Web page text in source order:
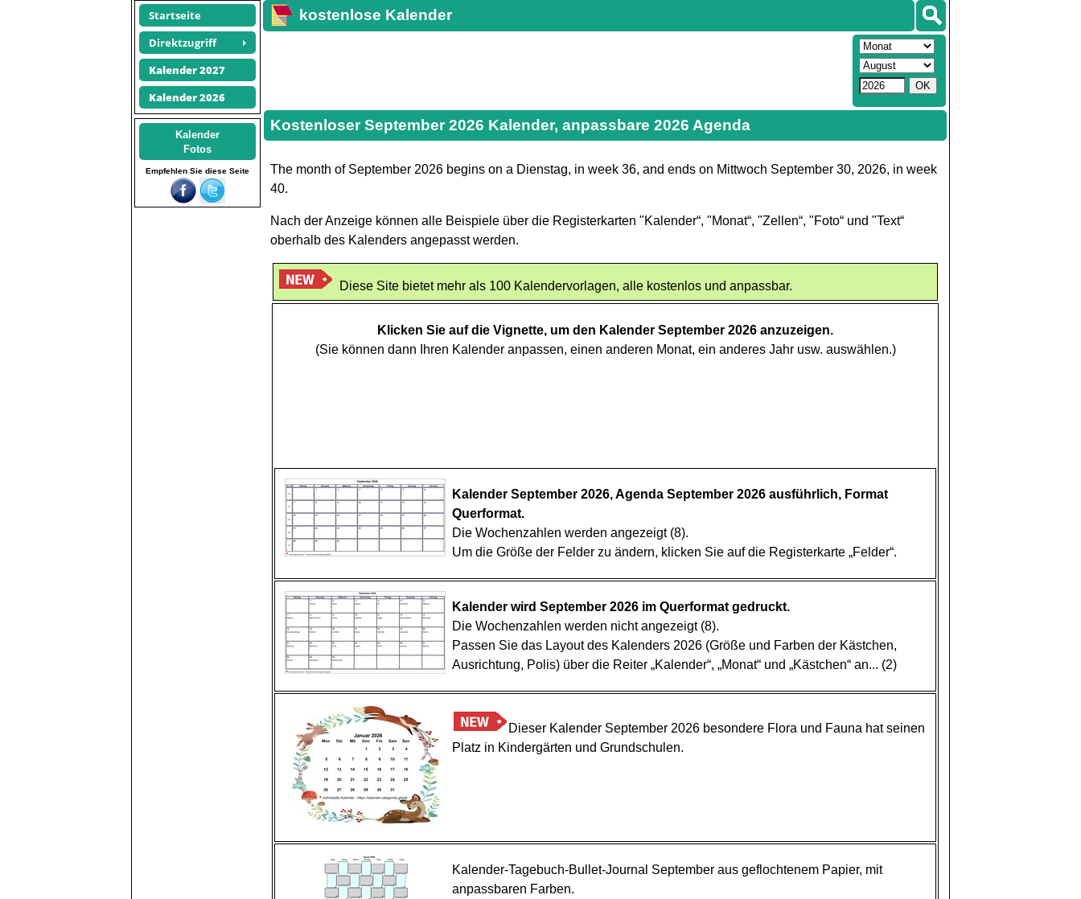
Startseite
Direktzugriff
Kalender 2027
Kalender 2026
kostenlose Kalender
Kostenloser September 2026 Kalender, anpassbare 2026 Agenda
The month of September 2026 begins on a Dienstag, in week 36, and ends on Mittwoch September 30, 2026, in week
40.
Nach der Anzeige können alle Beispiele über die Registerkarten "Kalender“, "Monat“, "Zellen“, "Foto“ und "Text“
oberhalb des Kalenders angepasst werden.
Diese Site bietet mehr als 100 Kalendervorlagen, alle kostenlos und anpassbar.
Klicken Sie auf die Vignette, um den Kalender September 2026 anzuzeigen.
(Sie können dann Ihren Kalender anpassen, einen anderen Monat, ein anderes Jahr usw. auswählen.)
Kalender September 2026, Agenda September 2026 ausführlich, Format
Querformat.
Die Wochenzahlen werden angezeigt (8).
Um die Größe der Felder zu ändern, klicken Sie auf die Registerkarte „Felder“.
Kalender wird September 2026 im Querformat gedruckt.
Die Wochenzahlen werden nicht angezeigt (8).
Passen Sie das Layout des Kalenders 2026 (Größe und Farben der Kästchen,
Ausrichtung, Polis) über die Reiter „Kalender“, „Monat“ und „Kästchen“ an... (2)
Dieser Kalender September 2026 besondere Flora und Fauna hat seinen
Platz in Kindergärten und Grundschulen.
Kalender-Tagebuch-Bullet-Journal September aus geflochtenem Papier, mit
anpassbaren Farben.
Kalender
Fotos
Empfehlen Sie diese Seite